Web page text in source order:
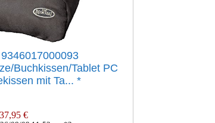
Buchkissen/Tablet PC
mit Ta... *
37,95 €